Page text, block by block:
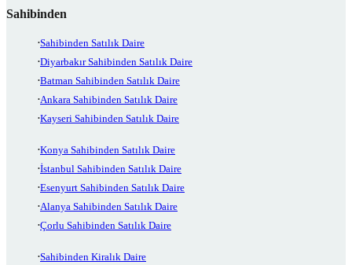
Sahibinden
Sahibinden Satılık Daire
Diyarbakır Sahibinden Satılık Daire
Batman Sahibinden Satılık Daire
Ankara Sahibinden Satılık Daire
Kayseri Sahibinden Satılık Daire
Konya Sahibinden Satılık Daire
İstanbul Sahibinden Satılık Daire
Esenyurt Sahibinden Satılık Daire
Alanya Sahibinden Satılık Daire
Çorlu Sahibinden Satılık Daire
Sahibinden Kiralık Daire